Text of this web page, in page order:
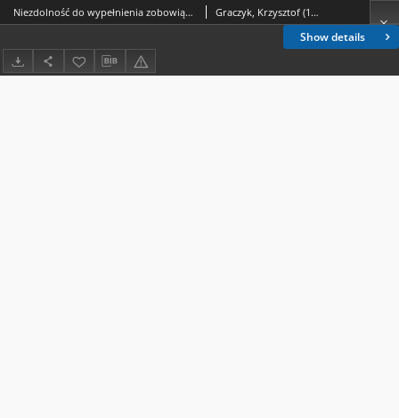
Show details
Niezdolność do wypełnienia zobowiązania "bonum prolis" przez nupturientów na skutek choroby neurologicznej. Interpretacja prawna zagadnienia Graczyk, Krzysztof (1967- )